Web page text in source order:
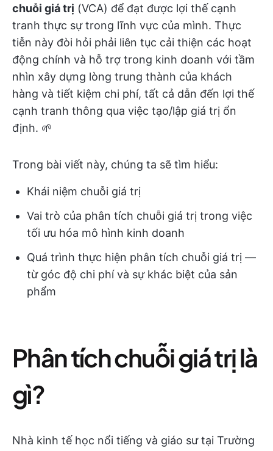
chuỗi giá trị (VCA) để đạt được lợi thế cạnh
tranh thực sự trong lĩnh vực của mình. Thực
tiễn này đòi hỏi phải liên tục cải thiện các hoạt
động chính và hỗ trợ trong kinh doanh với tầm
nhìn xây dựng lòng trung thành của khách
hàng và tiết kiệm chi phí, tất cả dẫn đến lợi thế
cạnh tranh thông qua việc tạo/lập giá trị ổn
định. 🌱
Trong bài viết này, chúng ta sẽ tìm hiểu:
Khái niệm chuỗi giá trị
Vai trò của phân tích chuỗi giá trị trong việc
tối ưu hóa mô hình kinh doanh
Quá trình thực hiện phân tích chuỗi giá trị —
từ góc độ chi phí và sự khác biệt của sản
phẩm
Phân tích chuỗi giá trị là
gì?
Nhà kinh tế học nổi tiếng và giáo sư tại Trường